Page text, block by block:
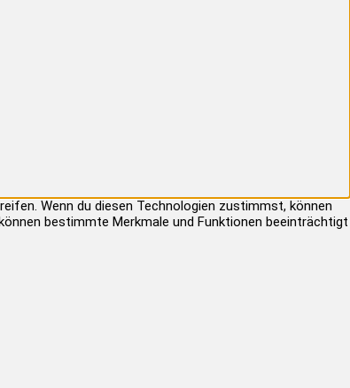
Wenn du diesen Technologien zustimmst, können
bestimmte Merkmale und Funktionen beeinträchtigt